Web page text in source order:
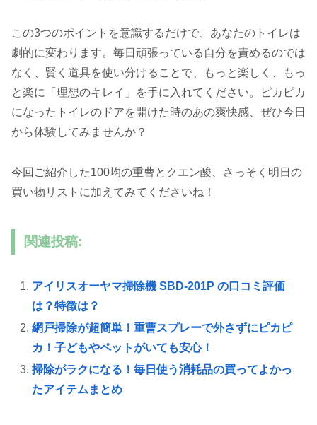
この3つのポイントを意識するだけで、あなたのトイレは
劇的に変わります。毎日頑張っている自分を責めるのでは
なく、賢く道具を使い分けることで、もっと楽しく、もっ
と楽に「理想のキレイ」を手に入れてください。ピカピカ
になったトイレのドアを開けた時のあの爽快感、ぜひ今日
から体験してみませんか？
今回ご紹介した100均の重曹とクエン酸、さっそく明日の
買い物リストに加えてみてくださいね！
関連投稿:
アイリスオーヤマ掃除機 SBD-201P の口コミ評価
は？特徴は？
網戸掃除が超簡単！重曹スプレーで外さずにピカピ
カ！子どもやペットがいても安心！
掃除がラクになる！毎日使う消耗品の買ってよかっ
たアイテムまとめ